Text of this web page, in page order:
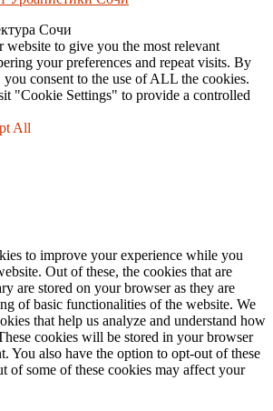
Сочи
website to give you the most relevant
your preferences and repeat visits. By
consent to the use of ALL the cookies.
"Cookie Settings" to provide a controlled
All
to improve your experience while you
Out of these, the cookies that are
are stored on your browser as they are
of basic functionalities of the website. We
that help us analyze and understand how
cookies will be stored in your browser
You also have the option to opt-out of these
of some of these cookies may affect your